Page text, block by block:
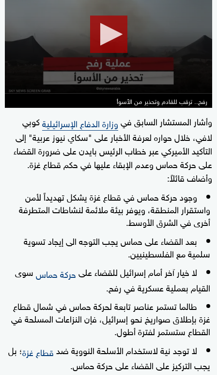
38
رفح.. ترقب للقادم وتحذير من الأسوأ
وأشار المستشار السابق فيوزارة الدفاع الإسرائيليةكوبي
لافي، خلال حواره لعرفة الأخبار على "سكاي نيوز عربية" إلى
التأكيد الأميركي عبر خطاب الرئيس بايدن على ضرورة القضاء
على حركة حماس وعدم الإبقاء عليها في حكم قطاع غزة.
وأضاف قائلاً:
وجود حركة حماس في قطاع غزة يشكل تهديداً لأمن
واستقرار المنطقة، ويوفر بيئة ملائمة لنشاطات المتطرفة
أخرى في الشرق الأوسط.
بعد القضاء على حماس يجب التوجه الى إيجاد تسوية
سلمية مع الفلسطينيين.
لا خيار آخر أمام إسرائيل للقضاء علىحركة حماس سوى
القيام بعملية عسكرية في رفح.
طالما تستمر عناصر تابعة لحركة حماس في شمال قطاع
غزة بإطلاق صواريخ نحو إسرائيل، فإن النزاعات المسلحة في
القطاع ستستمر لفترة أطول.
لا توجد نية لاستخدام الأسلحة النووية ضدقطاع غزة؛ بل
يجب التركيز على القضاء على حركة حماس.